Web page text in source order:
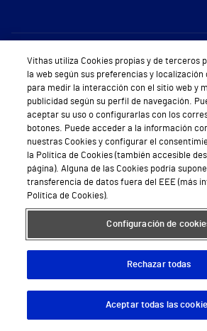
Sobre Vithas
Quiénes somos
Trabajar en Vithas
Teléfono Cita
Teléfono Atención al
Política de seguridad y salud
Conoce a Supervita
Aviso Legal Política de cookies Política de privacidad
Descargar App
Vithas utiliza Cookies propias y de terceros
la web según sus preferencias y
para medir la interacción con el sitio web y
publicidad según su perfil de navegación.
aceptar su uso o configurarlas con los
botones. Puede acceder a la información
nuestras Cookies y configurar el
la Política de Cookies (también accesible
página). Alguna de las Cookies podría
transferencia de datos fuera del EEE (más
Política de Cookies).
Configuración de
Rechazar todas
Aceptar todas las